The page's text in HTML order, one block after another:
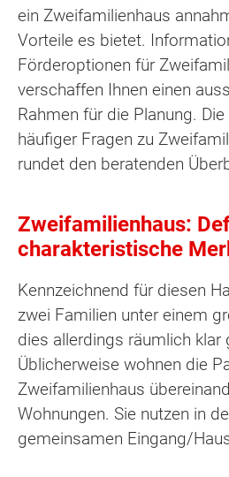
ein Zweifamilienhaus
Vorteile es bietet.
Förderoptionen für
verschaffen Ihnen einen
Rahmen für die Planung.
häufiger Fragen zu
rundet den beratenden
Zweifamilienhaus:
charakteristische
Kennzeichnend für diesen
zwei Familien unter einem
dies allerdings räumlich klar
Üblicherweise wohnen die
Zweifamilienhaus
Wohnungen. Sie nutzen in
gemeinsamen Eingang/